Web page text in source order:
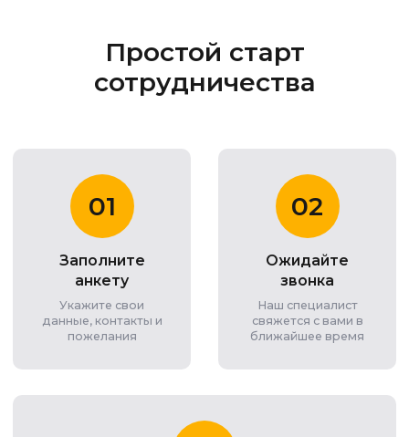
Простой старт
сотрудничества
01
Заполните
анкету
Укажите свои
данные, контакты и
пожелания
02
Ожидайте
звонка
Наш специалист
свяжется с вами в
ближайшее время